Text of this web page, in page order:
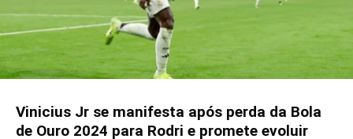
Vinicius Jr se manifesta após perda da Bola
de Ouro 2024 para Rodri e promete evoluir